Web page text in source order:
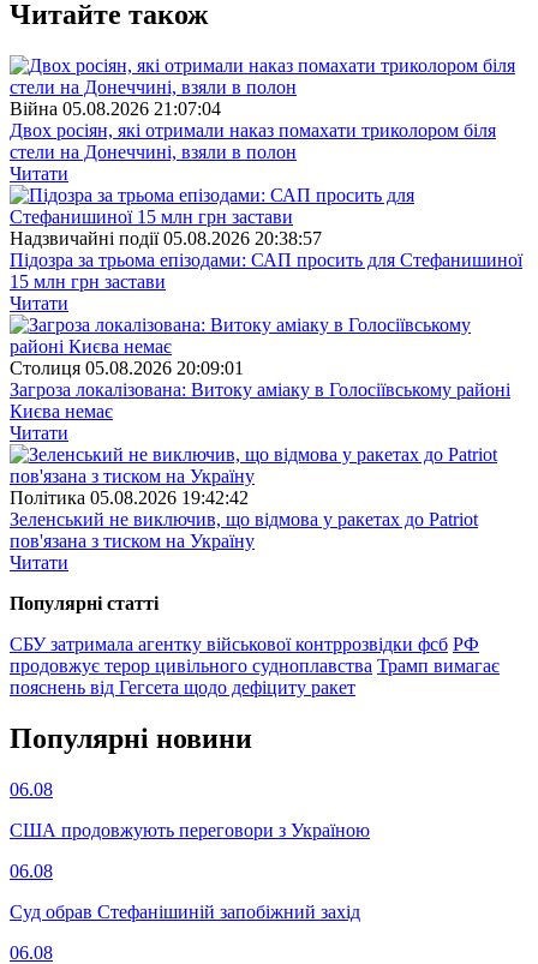
Читайте також
Війна 05.08.2026 21:07:04
Двох росіян, які отримали наказ помахати триколором біля
стели на Донеччині, взяли в полон
Читати
Надзвичайні події 05.08.2026 20:38:57
Підозра за трьома епізодами: САП просить для Стефанишиної
15 млн грн застави
Читати
Столиця 05.08.2026 20:09:01
Загроза локалізована: Витоку аміаку в Голосіївському районі
Києва немає
Читати
Полiтика 05.08.2026 19:42:42
Зеленський не виключив, що відмова у ракетах до Patriot
пов'язана з тиском на Україну
Читати
Популярнi статтi
СБУ затримала агентку військової контррозвідки фсб РФ
продовжує терор цивільного судноплавства Трамп вимагає
пояснень від Гегсета щодо дефіциту ракет
Популярнi новини
06.08
США продовжують переговори з Україною
06.08
Суд обрав Стефанішиній запобіжний захід
06.08